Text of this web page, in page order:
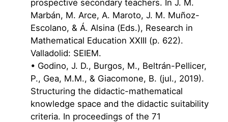
prospective secondary teachers. In J. M.
Marbán, M. Arce, A. Maroto, J. M. Muñoz-
Escolano, & Á. Alsina (Eds.), Research in
Mathematical Education XXIII (p. 622).
Valladolid: SEIEM.
• Godino, J. D., Burgos, M., Beltrán-Pellicer,
P., Gea, M.M., & Giacomone, B. (jul., 2019).
Structuring the didactic-mathematical
knowledge space and the didactic suitability
criteria. In proceedings of the 71